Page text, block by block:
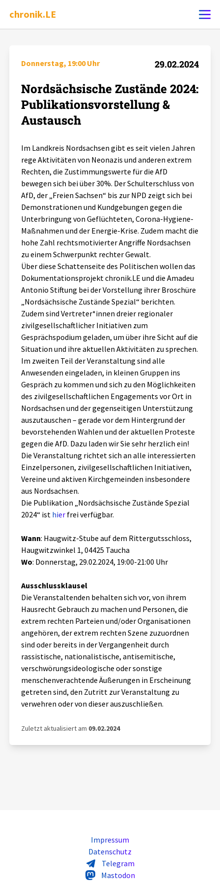
chronik.LE
Chronik
Dossiers
Leipziger Zustände
Schlaglichter
Phänomene
Aktuelles
Alle Beiträge
Veranstaltungen
Pressemitteilungen
Podcasts
Über uns
Projektbeschreibung
Kontakt
Unterstützer_innen
Spenden
chronik.LE in der Presse
Donnerstag, 19:00 Uhr 29.02.2024
Nordsächsische Zustände 2024:
Publikationsvorstellung &
Austausch
Im Landkreis Nordsachsen gibt es seit vielen Jahren
rege Aktivitäten von Neonazis und anderen extrem
Rechten, die Zustimmungswerte für die AfD
bewegen sich bei über 30%. Der Schulterschluss von
AfD, der „Freien Sachsen“ bis zur NPD zeigt sich bei
Demonstrationen und Kundgebungen gegen die
Unterbringung von Geflüchteten, Corona-Hygiene-
Maßnahmen und der Energie-Krise. Zudem macht die
hohe Zahl rechtsmotivierter Angriffe Nordsachsen
zu einem Schwerpunkt rechter Gewalt.
Über diese Schattenseite des Politischen wollen das
Dokumentationsprojekt chronik.LE und die Amadeu
Antonio Stiftung bei der Vorstellung ihrer Broschüre
„Nordsächsische Zustände Spezial“ berichten.
Zudem sind Vertreter*innen dreier regionaler
zivilgesellschaftlicher Initiativen zum
Gesprächspodium geladen, um über ihre Sicht auf die
Situation und ihre aktuellen Aktivitäten zu sprechen.
Im zweiten Teil der Veranstaltung sind alle
Anwesenden eingeladen, in kleinen Gruppen ins
Gespräch zu kommen und sich zu den Möglichkeiten
des zivilgesellschaftlichen Engagements vor Ort in
Nordsachsen und der gegenseitigen Unterstützung
auszutauschen – gerade vor dem Hintergrund der
bevorstehenden Wahlen und der aktuellen Proteste
gegen die AfD. Dazu laden wir Sie sehr herzlich ein!
Die Veranstaltung richtet sich an alle interessierten
Einzelpersonen, zivilgesellschaftlichen Initiativen,
Vereine und aktiven Kirchgemeinden insbesondere
aus Nordsachsen.
Die Publikation „Nordsächsische Zustände Spezial
2024“ ist hierfrei verfügbar.
Wann: Haugwitz-Stube auf dem Rittergutsschloss,
Haugwitzwinkel 1, 04425 Taucha
Wo: Donnerstag, 29.02.2024, 19:00-21:00 Uhr
Ausschlussklausel
Die Veranstaltenden behalten sich vor, von ihrem
Hausrecht Gebrauch zu machen und Personen, die
extrem rechten Parteien und/oder Organisationen
angehören, der extrem rechten Szene zuzuordnen
sind oder bereits in der Vergangenheit durch
rassistische, nationalistische, antisemitische,
verschwörungsideologische oder sonstige
menschenverachtende Äußerungen in Erscheinung
getreten sind, den Zutritt zur Veranstaltung zu
verwehren oder von dieser auszuschließen.
Zuletzt aktualisiert am 09.02.2024
Impressum
Datenschutz
Telegram
Mastodon